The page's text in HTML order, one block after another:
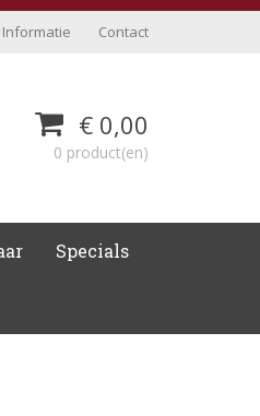
Informatie Contact
€ 0,00
0 product(en)
Specials